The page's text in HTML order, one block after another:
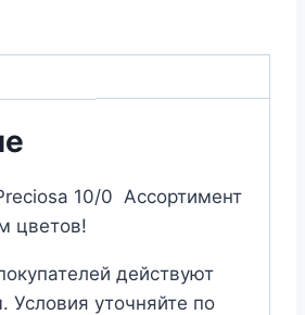
10/0 Ассортимент
цветов!
действуют
Условия уточняйте по